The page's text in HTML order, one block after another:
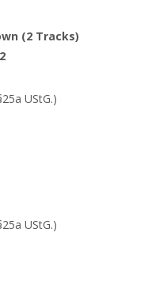
(2 Tracks)
UStG.)
UStG.)